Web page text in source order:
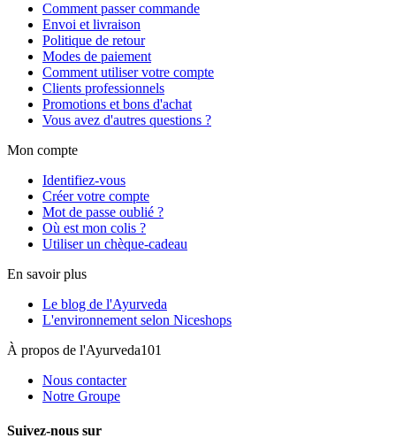
Comment passer commande
Envoi et livraison
Politique de retour
Modes de paiement
Comment utiliser votre compte
Clients professionnels
Promotions et bons d'achat
Vous avez d'autres questions ?
Mon compte
Identifiez-vous
Créer votre compte
Mot de passe oublié ?
Où est mon colis ?
Utiliser un chèque-cadeau
En savoir plus
Le blog de l'Ayurveda
L'environnement selon Niceshops
À propos de l'Ayurveda101
Nous contacter
Notre Groupe
Suivez-nous sur